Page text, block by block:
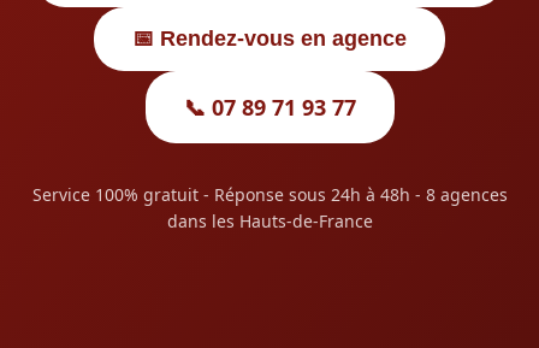
📅 Rendez-vous en agence
📞 07 89 71 93 77
Service 100% gratuit - Réponse sous 24h à 48h - 8 agences
dans les Hauts-de-France